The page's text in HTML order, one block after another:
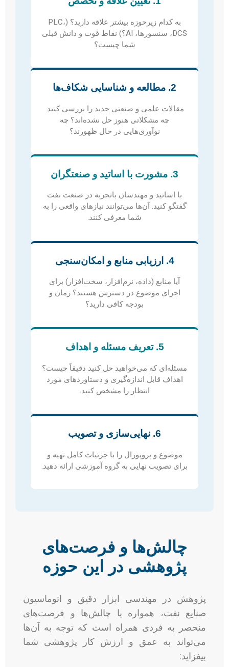
به کدام زیرحوزه بیشتر علاقه دارید؟ (PLC،
DCS، سنسورها، AI؟) نقاط قوت و دانش قبلی
شما چیست؟
2. مطالعه و شناسایی شکاف‌ها
مقالات علمی و صنعتی جدید را بررسی کنید.
چه مشکلاتی هنوز حل نشده‌اند؟ چه
نوآوری‌هایی در حال ظهورند؟
3. مشورت با اساتید و صنعتگران
با اساتید و مهندسان باتجربه در صنعت نفت
گفتگو کنید. آن‌ها می‌توانند نیازهای واقعی را به
شما معرفی کنند.
4. ارزیابی منابع و امکان‌سنجی
آیا منابع (داده، نرم‌افزار، سخت‌افزار) برای
اجرای موضوع در دسترس هستند؟ زمان و
بودجه کافی دارید؟
5. تعریف مسئله و اهداف
مسئله‌ای که می‌خواهید حل کنید دقیقاً چیست؟
اهداف قابل اندازه‌گیری و دستاوردهای مورد
انتظار را مشخص کنید.
6. نهایی‌سازی و تصویب
موضوع و پروپوزال را با جزئیات کامل تهیه و
برای تصویب نهایی به گروه آموزشی ارائه دهید.
چالش‌ها و فرصت‌های
پژوهشی در این حوزه
پژوهش در مهندسی ابزار دقیق و اتوماسیون
صنایع نفت، همواره با چالش‌ها و فرصت‌های
منحصر به فردی همراه است که توجه به آن‌ها
می‌تواند به عمق و ارزش کار پژوهشی شما
بیفزاید: